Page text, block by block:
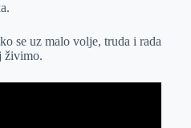
se uz malo volje, truda i rada
živimo.